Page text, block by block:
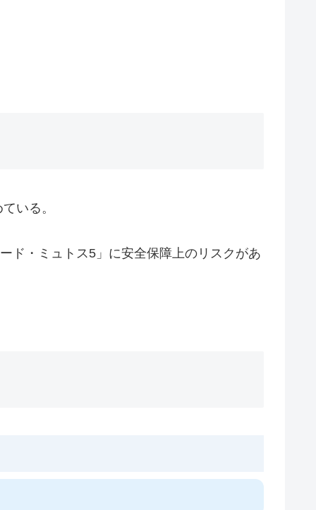
いる。
ド・ミュトス5」に安全保障上のリスクがあ